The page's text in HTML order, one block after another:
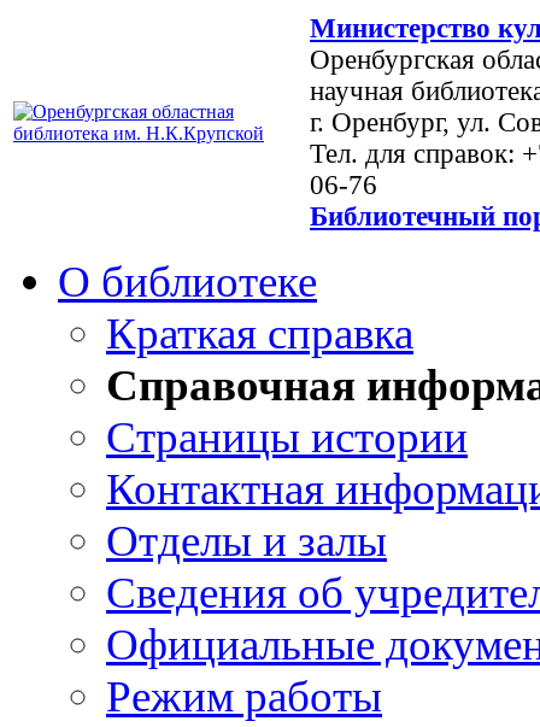
Министерство
Оренбургская
научная
г. Оренбург, ул.
Тел. для справок:
06-76
Библиотечный
О библиотеке
Краткая справка
Справочная
Страницы истории
Контактная
Отделы и залы
Сведения об
Официальные
Режим работы